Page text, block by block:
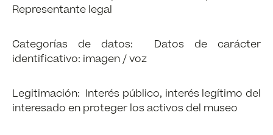
Representante legal
Categorías de datos: Datos de carácter
identificativo: imagen / voz
Legitimación: Interés público, interés legítimo del
interesado en proteger los activos del museo